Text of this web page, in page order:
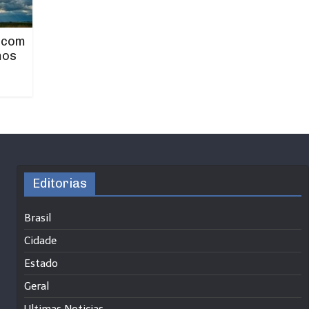
Editorias
Brasil
Cidade
Estado
Geral